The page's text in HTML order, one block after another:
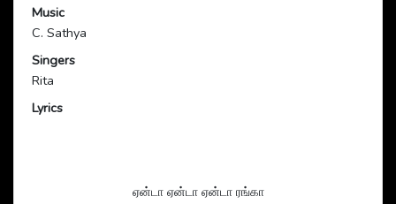
Music
C. Sathya
Singers
Rita
Lyrics
ஏன்டா ஏன்டா ஏன்டா ரங்கா